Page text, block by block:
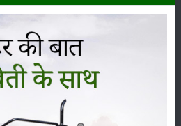
कमी महत्वपूर्ण होती है। मध्य भारत में,
की जा सकती हैं। अधिक सिंचाई से फसल
है।
दो बार हाथ से निराई-गुड़ाई करें, पहली बार
दिन बाद।